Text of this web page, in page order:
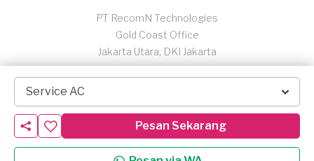
Service AC
Pesan Sekarang
PT RecomN Technologies
Gold Coast Office
Jakarta Utara, DKI Jakarta